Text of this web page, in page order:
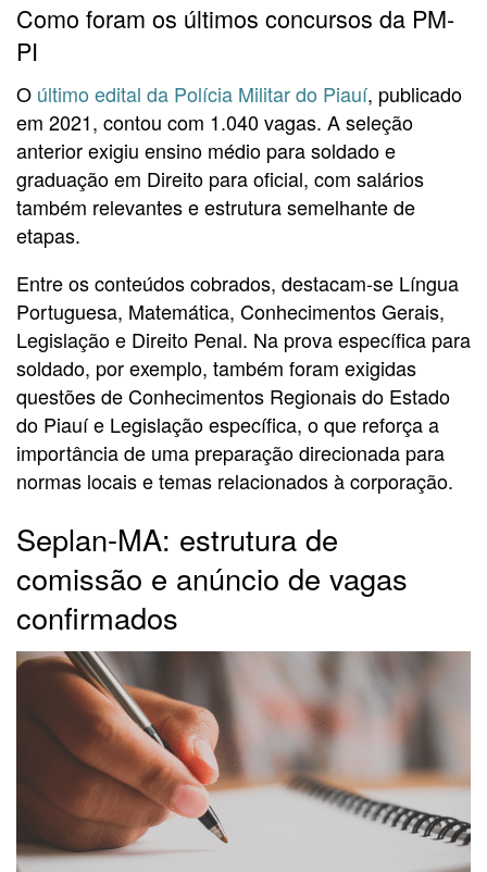
Como foram os últimos concursos da PM-
PI
O último edital da Polícia Militar do Piauí, publicado
em 2021, contou com 1.040 vagas. A seleção
anterior exigiu ensino médio para soldado e
graduação em Direito para oficial, com salários
também relevantes e estrutura semelhante de
etapas.
Entre os conteúdos cobrados, destacam-se Língua
Portuguesa, Matemática, Conhecimentos Gerais,
Legislação e Direito Penal. Na prova específica para
soldado, por exemplo, também foram exigidas
questões de Conhecimentos Regionais do Estado
do Piauí e Legislação específica, o que reforça a
importância de uma preparação direcionada para
normas locais e temas relacionados à corporação.
Seplan-MA: estrutura de
comissão e anúncio de vagas
confirmados